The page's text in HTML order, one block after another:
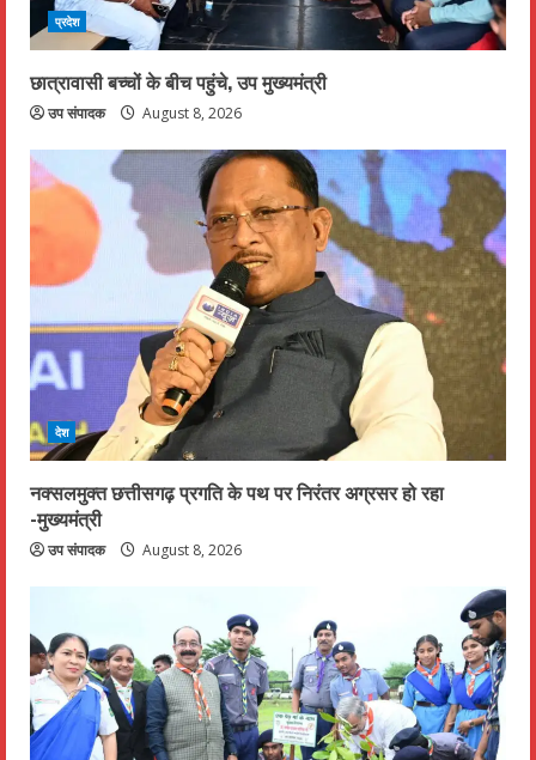
प्रदेश
छात्रावासी बच्चों के बीच पहुंचे, उप मुख्यमंत्री
उप संपादक August 8, 2026
देश
नक्सलमुक्त छत्तीसगढ़ प्रगति के पथ पर निरंतर अग्रसर हो रहा
-मुख्यमंत्री
उप संपादक August 8, 2026